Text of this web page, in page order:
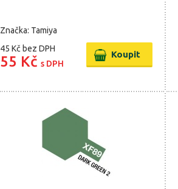
Značka: Tamiya
45 Kč bez DPH
55 Kč s DPH